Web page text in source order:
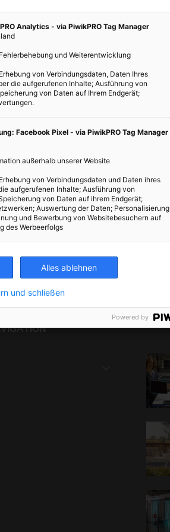
ARCHITEKTUR
Wie Drohnen das
verändern könnten
das sich je nach Sonnenstand so
wegbewegt? Mit agiler Architektur
Zukunftsvision mehr sein.
ANSEHEN
Analytics - via PiwikPRO Tag Manager
und Weiterentwicklung
Erhebung von Verbindungsdaten, Daten Ihres
die aufgerufenen Inhalte; Ausführung von
von Daten auf Ihrem Endgerät;
Facebook Pixel - via PiwikPRO Tag Manager
außerhalb unserer Website
Erhebung von Verbindungsdaten und Daten ihres
aufgerufenen Inhalte; Ausführung von
von Daten auf ihrem Endgerät;
Auswertung der Daten; Personalisierung
und Bewerbung von Websitebesuchern auf
des Werbeerfolgs
Alles ablehnen
und schließen
Powered by